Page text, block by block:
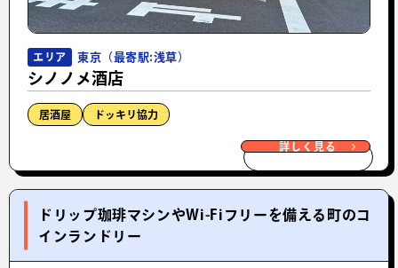
エリア 東京（最寄駅:浅草）
シノノメ酒店
居酒屋 ドッキリ協力
詳しく見る
ドリップ珈琲マシンやWi-Fiフリーを備える町のコ
インランドリー